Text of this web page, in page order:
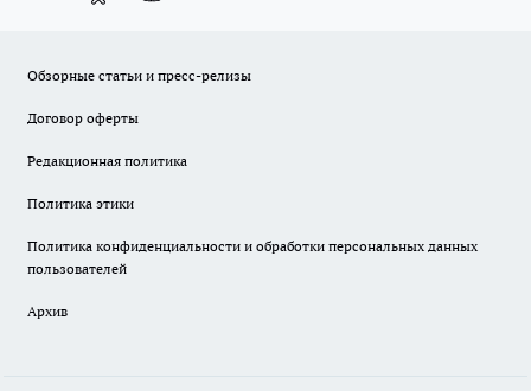
Обзорные статьи и пресс-релизы
Договор оферты
Редакционная политика
Политика этики
Политика конфиденциальности и обработки персональных данных
пользователей
Архив